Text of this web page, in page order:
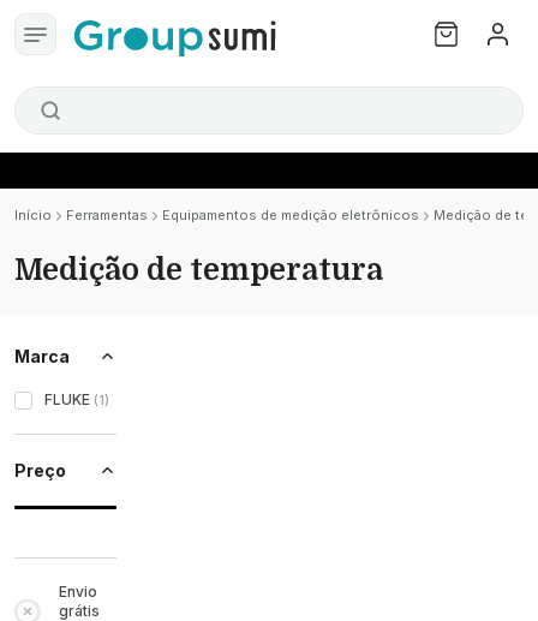
Início Ferramentas Equipamentos de medição eletrônicos Medição de
Medição de temperatura
Marca
FLUKE (1)
Preço
Envio
grátis